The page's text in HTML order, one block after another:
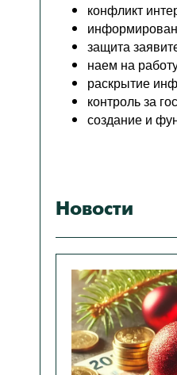
конфликт
защита
наем на
раскрытие
контроль за
создание и
Новости